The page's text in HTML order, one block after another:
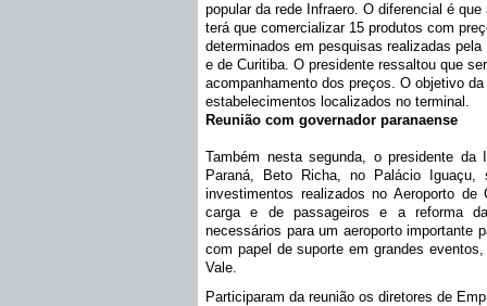
popular da rede Infraero. O diferencial é
terá que comercializar 15 produtos com
determinados em pesquisas realizadas
e de Curitiba. O presidente ressaltou que
acompanhamento dos preços. O objetivo
estabelecimentos localizados no terminal.
Reunião com governador paranaense
Também nesta segunda, o presidente
Paraná, Beto Richa, no Palácio
investimentos realizados no Aeroporto
carga e de passageiros e a reforma
necessários para um aeroporto importante
com papel de suporte em grandes
Vale.
Participaram da reunião os diretores de